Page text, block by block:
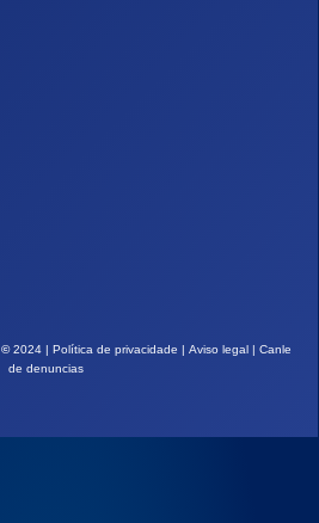
©2024 | Política de privacidade Aviso legal
Canle
de denuncias